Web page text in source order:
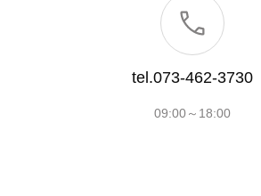
tel.073-462-3730
09:00～18:00